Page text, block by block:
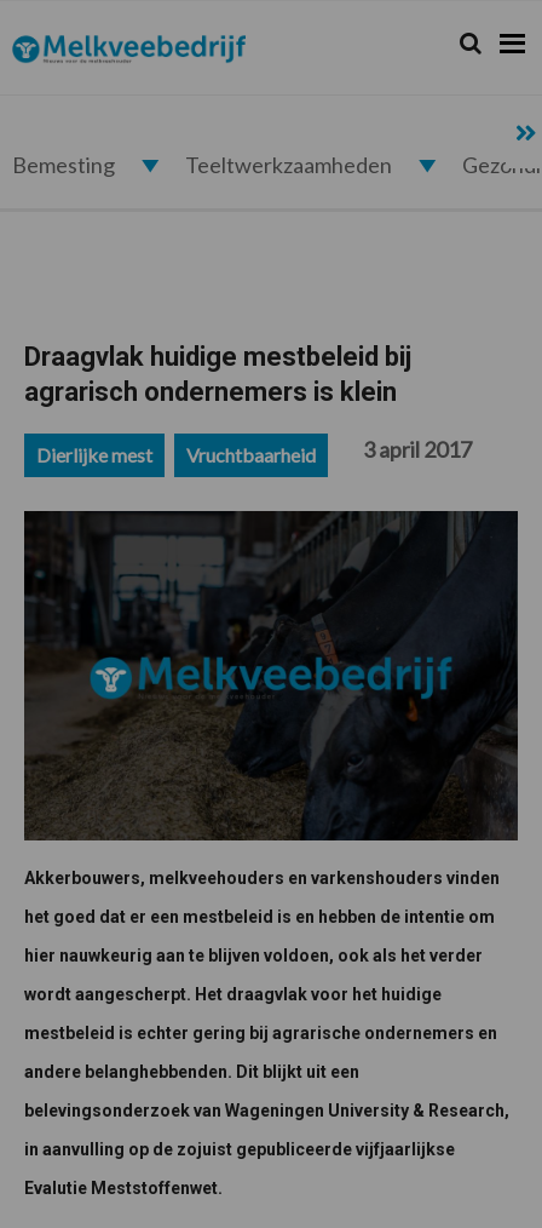
de
hoofdnavigatie
de
hoofd
de
eerste
de
voettekst
Melkveebedrijf.nl Zoeken...
Zoek
Bemesting Teeltwerkzaamheden
Draagvlak huidige mestbeleid bij
agrarisch ondernemers is klein
Dierlijke mest Vruchtbaarheid 3 april 2017
Akkerbouwers, melkveehouders en varkenshouders vinden
het goed dat er een mestbeleid is en hebben de intentie om
hier nauwkeurig aan te blijven voldoen, ook als het verder
wordt aangescherpt. Het draagvlak voor het huidige
mestbeleid is echter gering bij agrarische ondernemers en
andere belanghebbenden. Dit blijkt uit een
belevingsonderzoek van Wageningen University & Research,
in aanvulling op de zojuist gepubliceerde vijfjaarlijkse
Evalutie Meststoffenwet.